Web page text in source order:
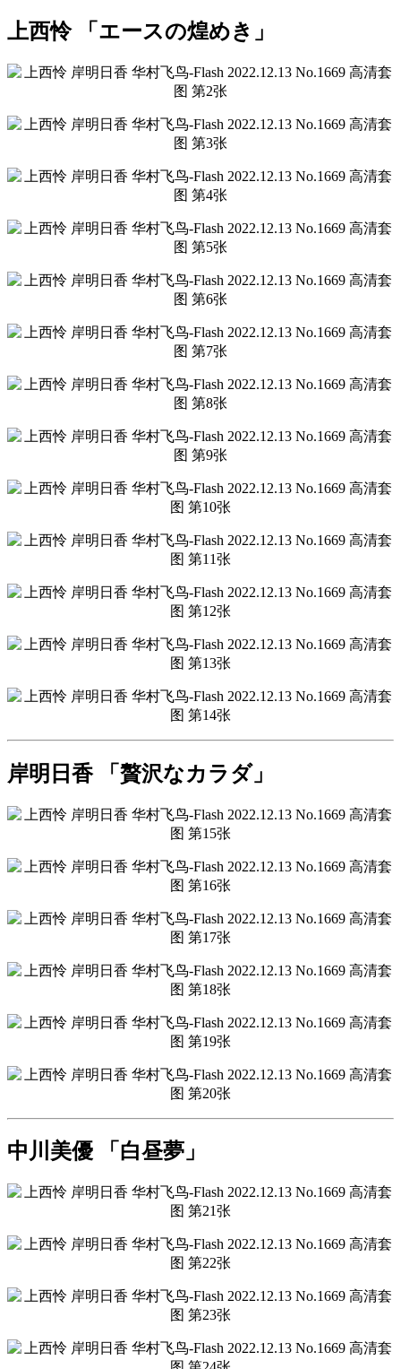
上西怜 「エースの煌めき」
岸明日香 「贅沢なカラダ」
中川美優 「白昼夢」